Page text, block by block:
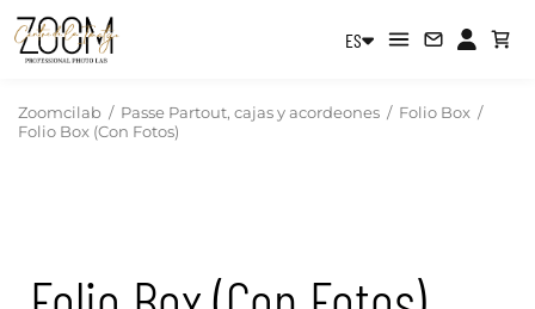
ES
Zoomcilab / Passe Partout, cajas y acordeones / Folio Box /
Folio Box (Con Fotos)